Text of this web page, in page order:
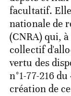
facultatif.
nationale de
(CNRA) qui,
collectif
vertu des
n°1-77-216
création de